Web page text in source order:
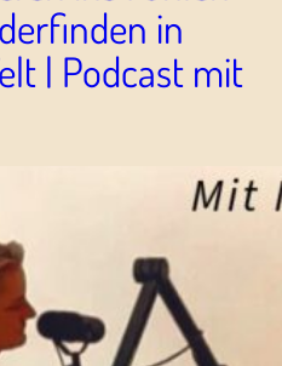
in
| Podcast mit